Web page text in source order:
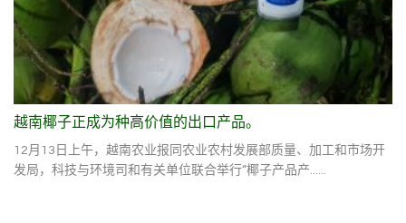
越南椰子正成为种高价值的出口产品。
12月13日上午，越南农业报同农业农村发展部质量、加工和市场开
发局，科技与环境司和有关单位联合举行“椰子产品产......